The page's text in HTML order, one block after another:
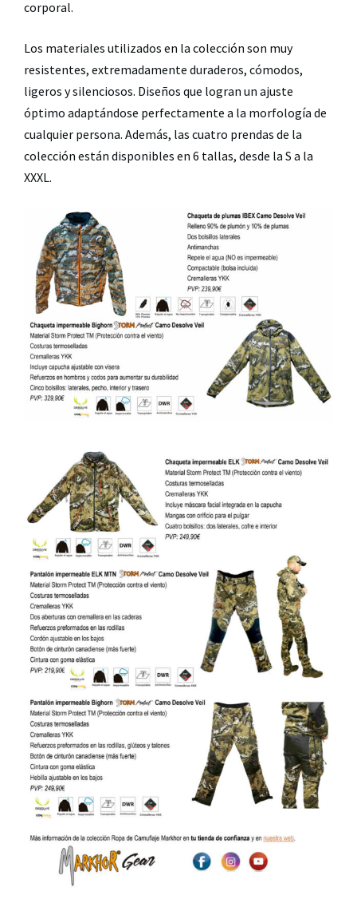
corporal.
Los materiales utilizados en la colección son muy
resistentes, extremadamente duraderos, cómodos,
ligeros y silenciosos. Diseños que logran un ajuste
óptimo adaptándose perfectamente a la morfología de
cualquier persona. Además, las cuatro prendas de la
colección están disponibles en 6 tallas, desde la S a la
XXXL.